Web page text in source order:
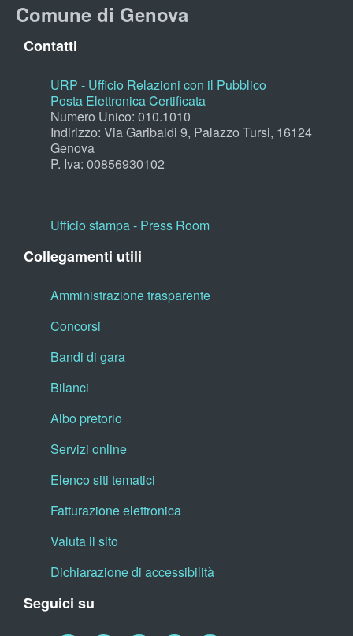
Comune di Genova
Contatti
URP - Ufficio Relazioni con il Pubblico
Posta Elettronica Certificata
Numero Unico: 010.1010
Indirizzo: Via Garibaldi 9, Palazzo Tursi, 16124
Genova
P. Iva: 00856930102
Ufficio stampa - Press Room
Collegamenti utili
Amministrazione trasparente
Concorsi
Bandi di gara
Bilanci
Albo pretorio
Servizi online
Elenco siti tematici
Fatturazione elettronica
Valuta il sito
Dichiarazione di accessibilità
Seguici su